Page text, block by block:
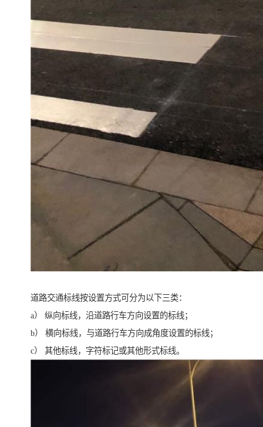
道路交通标线按设置方式可分为以下三类：
a） 纵向标线，沿道路行车方向设置的标线；
b） 横向标线，与道路行车方向成角度设置的标线；
c） 其他标线，字符标记或其他形式标线。